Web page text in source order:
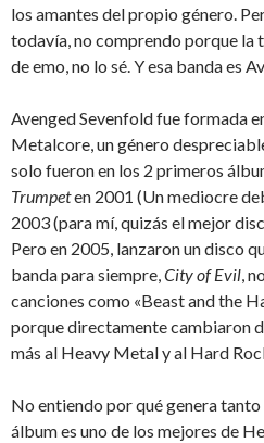
los amantes del propio género.
todavía, no comprendo porque la
de emo, no lo sé. Y esa banda es
Avenged Sevenfold fue formada
Metalcore, un género
solo fueron en los 2 primeros
Trumpeten 2001 (Un mediocre
2003 (para mí, quizás el mejor
Pero en 2005, lanzaron un disco
banda para siempre,City of Evil,
canciones como «Beast and the
porque directamente cambiaron
más al Heavy Metal y al Hard
No entiendo por qué genera
álbum es uno de los mejores de